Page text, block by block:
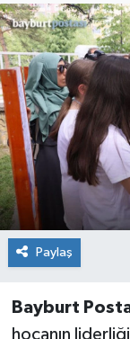
Paylaş
Bayburt
hocanın